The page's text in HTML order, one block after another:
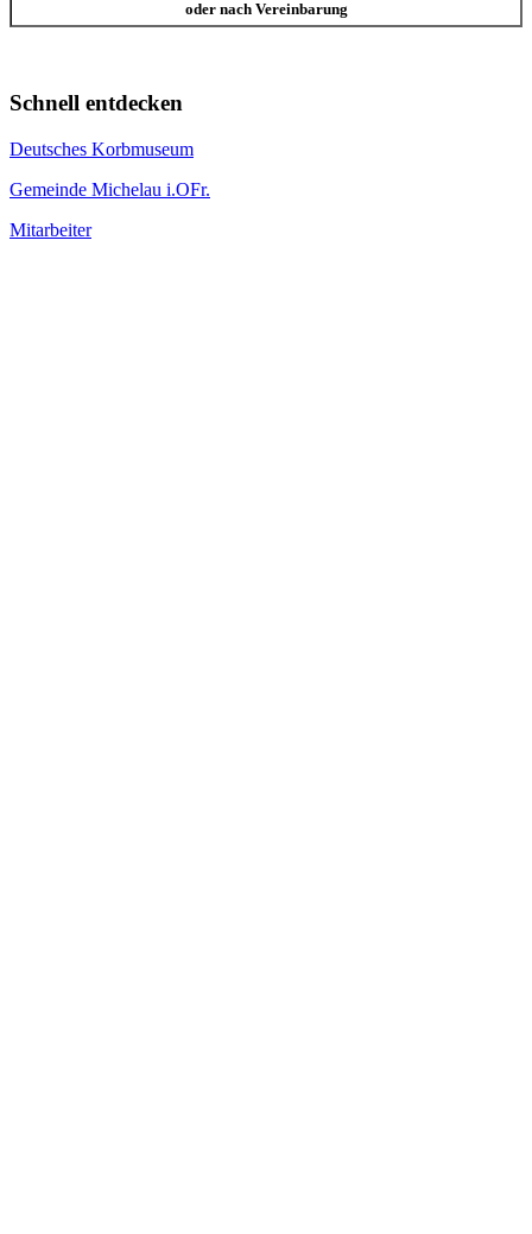
oder nach Vereinbarung
Schnell entdecken
Deutsches Korbmuseum
Gemeinde Michelau i.OFr.
Mitarbeiter